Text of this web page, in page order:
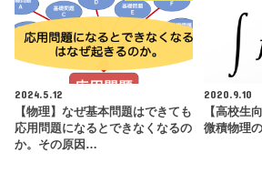
2024.5.12
【物理】なぜ基本問題はできても
応用問題になるとできなくなるの
か。その原因…
2020.9.10
【高校生
微積物理